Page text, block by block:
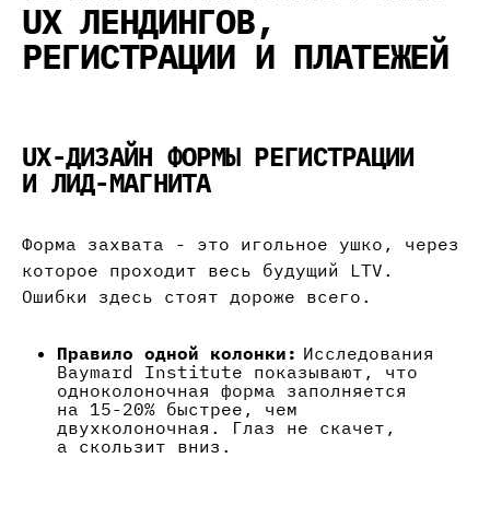
UX ЛЕНДИНГОВ,
РЕГИСТРАЦИИ И ПЛАТЕЖЕЙ
UX-ДИЗАЙН ФОРМЫ РЕГИСТРАЦИИ
И ЛИД-МАГНИТА
Форма захвата - это игольное ушко, через
которое проходит весь будущий LTV.
Ошибки здесь стоят дороже всего.
Правило одной колонки: Исследования
Baymard Institute показывают, что
одноколоночная форма заполняется
на 15-20% быстрее, чем
двухколоночная. Глаз не скачет,
а скользит вниз.